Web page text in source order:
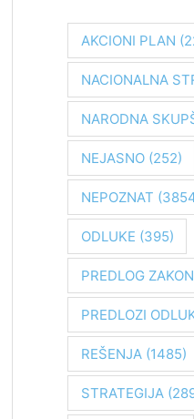
g
a
:
AKCIONI PLAN
NACIONALNA
NARODNA
NEJASNO(252)
NEPOZNAT
ODLUKE (395)
PREDLOG
PREDLOZI
REŠENJA(1485)
STRATEGIJA